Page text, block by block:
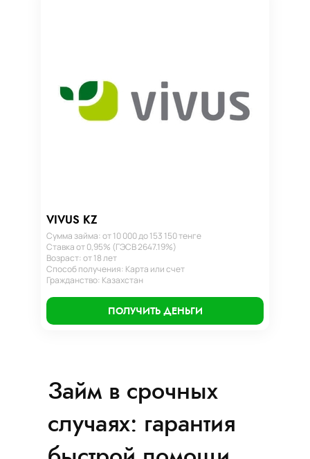
VIVUS KZ
Сумма займа: от 10 000 до 153 150 тенге
Ставка от 0,95% (ГЭСВ 2647.19%)
Возраст: от 18 лет
Способ получения: Карта или счет
Гражданство: Казахстан
ПОЛУЧИТЬ ДЕНЬГИ
Займ в срочных
случаях: гарантия